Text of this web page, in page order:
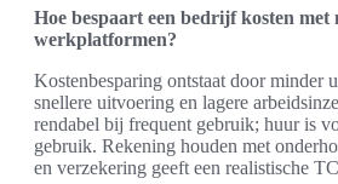
Hoe bespaart een bedrijf kosten met
werkplatformen?
Kostenbesparing ontstaat door minder
snellere uitvoering en lagere
rendabel bij frequent gebruik; huur is
gebruik. Rekening houden met
en verzekering geeft een realistische